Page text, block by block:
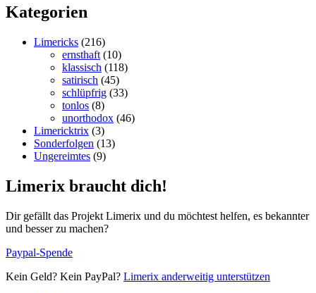
Kategorien
Limericks (216)
ernsthaft (10)
klassisch (118)
satirisch (45)
schlüpfrig (33)
tonlos (8)
unorthodox (46)
Limericktrix (3)
Sonderfolgen (13)
Ungereimtes (9)
Limerix braucht dich!
Dir gefällt das Projekt Limerix und du möchtest helfen, es bekannter
und besser zu machen?
Paypal-Spende
Kein Geld? Kein PayPal? Limerix anderweitig unterstützen